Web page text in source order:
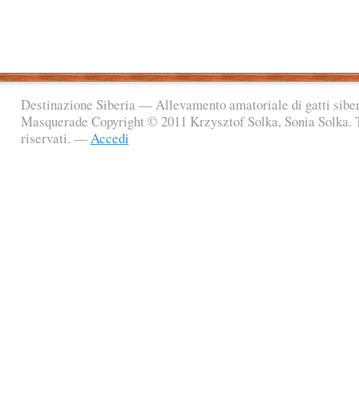
Destinazione Siberia — Allevamento amatoriale di gatti
Masquerade Copyright © 2011 Krzysztof Solka, Sonia
riservati. —Accedi